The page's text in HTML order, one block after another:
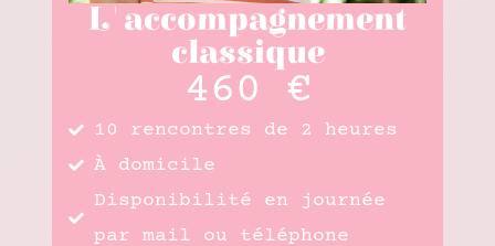
L'accompagnement
classique
460 €
10 rencontres de 2 heures
À domicile
Disponibilité en journée
par mail ou téléphone